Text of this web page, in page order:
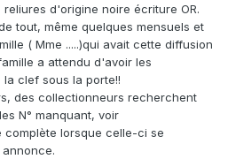
d'origine noire écriture OR.
tout, même quelques mensuels et
( Mme .....)qui avait cette diffusion
a attendu d'avoir les
clef sous la porte!!
des collectionneurs recherchent
N° manquant, voir
complète lorsque celle-ci se